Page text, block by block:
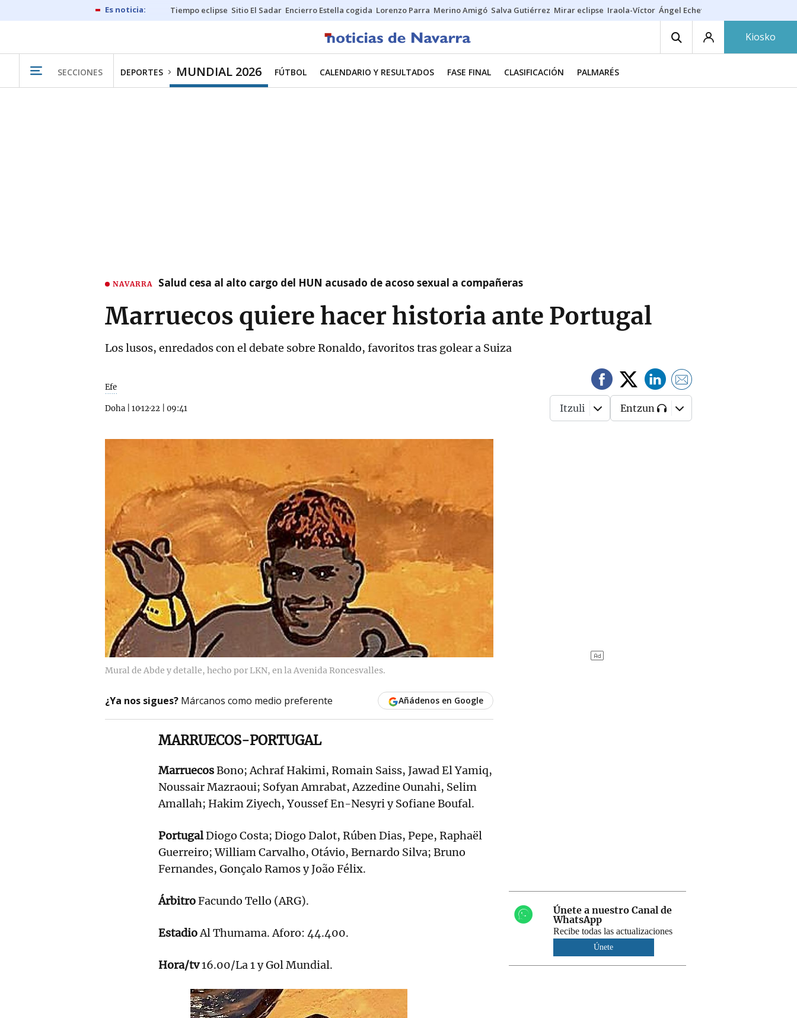
Tiempo eclipse Sitio El Sadar Encierro Estella cogida Lorenzo Parra Merino Amigó Salva Gutiérrez Mirar eclipse Iraola-Víctor Ángel Echeverría
Kiosko
SECCIONES DEPORTES MUNDIAL 2026 FÚTBOL CALENDARIO Y RESULTADOS FASE FINAL CLASIFICACIÓN PALMARÉS
NAVARRA Salud cesa al alto cargo del HUN acusado de acoso sexual a compañeras
Marruecos quiere hacer historia ante Portugal
Los lusos, enredados con el debate sobre Ronaldo, favoritos tras golear a Suiza
Efe
Doha 10·12·22 09:41 Itzuli Entzun
Mural de Abde y detalle, hecho por LKN, en la Avenida Roncesvalles.
¿Ya nos sigues? Márcanos como medio preferente Añádenos en Google
MARRUECOS-PORTUGAL
MarruecosBono; Achraf Hakimi, Romain Saiss, Jawad El Yamiq,
Noussair Mazraoui; Sofyan Amrabat, Azzedine Ounahi, Selim
Amallah; Hakim Ziyech, Youssef En-Nesyri y Sofiane Boufal.
PortugalDiogo Costa; Diogo Dalot, Rúben Dias, Pepe, Raphaël
Guerreiro; William Carvalho, Otávio, Bernardo Silva; Bruno
Fernandes, Gonçalo Ramos y João Félix.
ÁrbitroFacundo Tello (ARG).
EstadioAl Thumama. Aforo: 44.400.
Hora/tv16.00/La 1 y Gol Mundial.
Únete a nuestro Canal de
WhatsApp
Recibe todas las actualizaciones
Únete